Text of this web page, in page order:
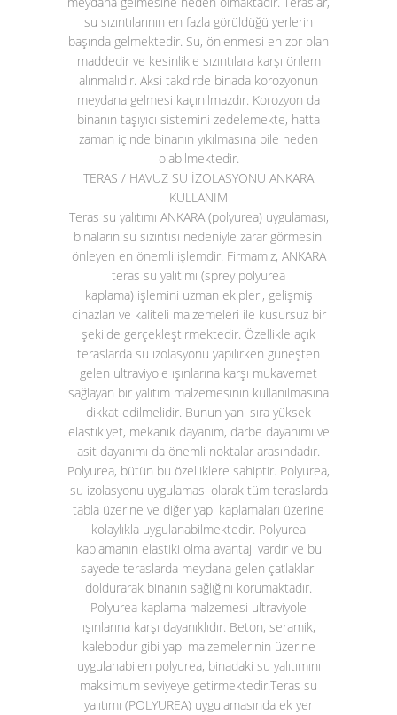
su sızıntılarının en fazla görüldüğü yerlerin
başında gelmektedir. Su, önlenmesi en zor olan
maddedir ve kesinlikle sızıntılara karşı önlem
alınmalıdır. Aksi takdirde binada korozyonun
meydana gelmesi kaçınılmazdır. Korozyon da
binanın taşıyıcı sistemini zedelemekte, hatta
zaman içinde binanın yıkılmasına bile neden
olabilmektedir.
TERAS / HAVUZ SU İZOLASYONU ANKARA
KULLANIM
Teras su yalıtımı ANKARA (polyurea)uygulaması,
binaların su sızıntısı nedeniyle zarar görmesini
önleyen en önemli işlemdir. Firmamız, ANKARA
teras su yalıtımı (sprey polyurea
kaplama)işlemini uzman ekipleri, gelişmiş
cihazları ve kaliteli malzemeleri ile kusursuz bir
şekilde gerçekleştirmektedir. Özellikle açık
teraslarda su izolasyonu yapılırken güneşten
gelen ultraviyole ışınlarına karşı mukavemet
sağlayan bir yalıtım malzemesinin kullanılmasına
dikkat edilmelidir. Bunun yanı sıra yüksek
elastikiyet, mekanik dayanım, darbe dayanımı ve
asit dayanımı da önemli noktalar arasındadır.
Polyurea, bütün bu özelliklere sahiptir. Polyurea,
su izolasyonu uygulaması olarak tüm teraslarda
tabla üzerine ve diğer yapı kaplamaları üzerine
kolaylıkla uygulanabilmektedir. Polyurea
kaplamanın elastiki olma avantajı vardır ve bu
sayede teraslarda meydana gelen çatlakları
doldurarak binanın sağlığını korumaktadır.
Polyurea kaplama malzemesi ultraviyole
ışınlarına karşı dayanıklıdır. Beton, seramik,
kalebodur gibi yapı malzemelerinin üzerine
uygulanabilen polyurea, binadaki su yalıtımını
maksimum seviyeye getirmektedir.Teras su
yalıtımı (POLYUREA) uygulamasında ek yer